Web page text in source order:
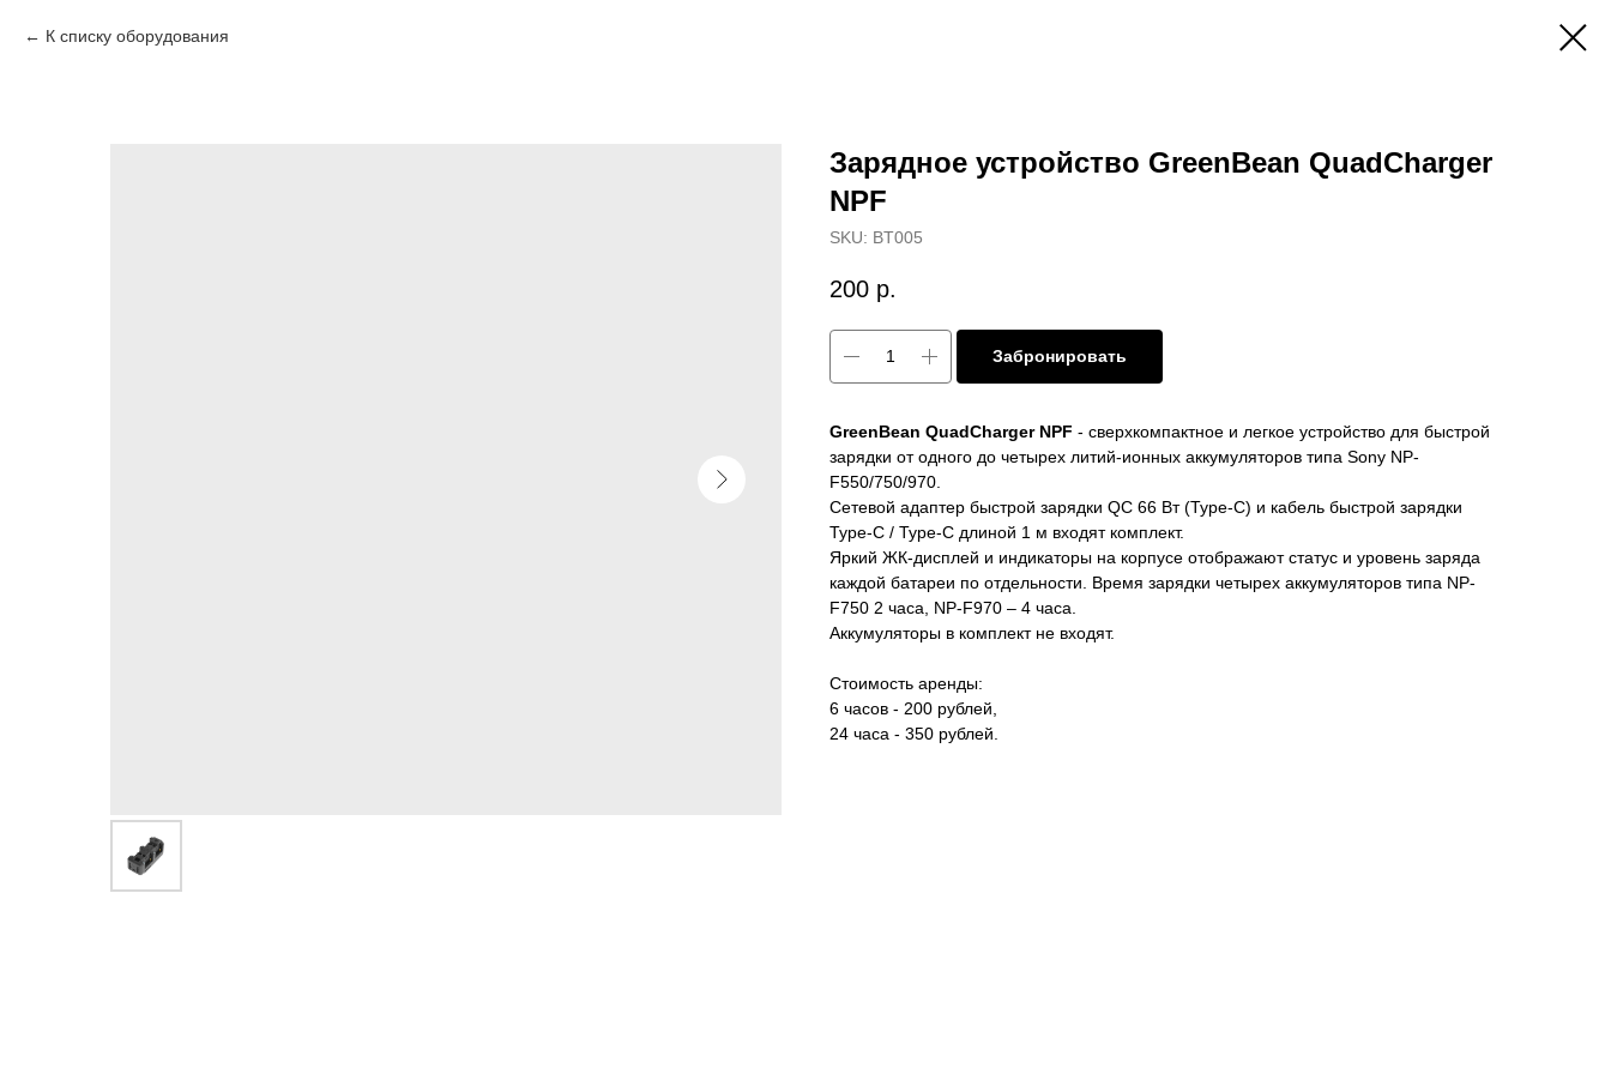
К списку оборудования
Зарядное устройство GreenBean QuadCharger
NPF
SKU: BT005
200 р.
Забронировать
GreenBean QuadCharger NPF - сверхкомпактное и легкое устройство для быстрой
зарядки от одного до четырех литий-ионных аккумуляторов типа Sony NP-
F550/750/970.
Сетевой адаптер быстрой зарядки QC 66 Вт (Type-C) и кабель быстрой зарядки
Type-C / Type-C длиной 1 м входят комплект.
Яркий ЖК-дисплей и индикаторы на корпусе отображают статус и уровень заряда
каждой батареи по отдельности. Время зарядки четырех аккумуляторов типа NP-
F750 2 часа, NP-F970 – 4 часа.
Аккумуляторы в комплект не входят.
Стоимость аренды:
6 часов - 200 рублей,
24 часа - 350 рублей.